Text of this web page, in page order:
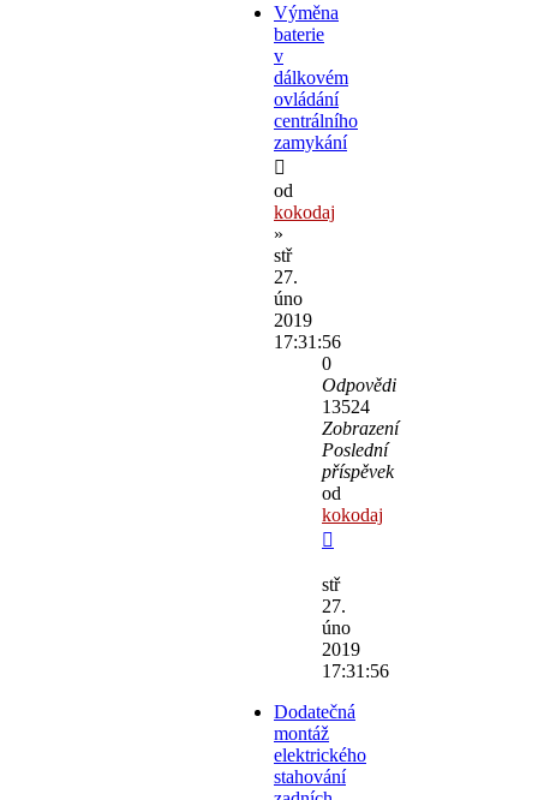
Výměna
baterie
v
dálkovém
ovládání
centrálního
zamykání
od
kokodaj
»
stř
27.
úno
2019
17:31:56
0
Odpovědi
13524
Zobrazení
Poslední
příspěvek
od
kokodaj
stř
27.
úno
2019
17:31:56
Dodatečná
montáž
elektrického
stahování